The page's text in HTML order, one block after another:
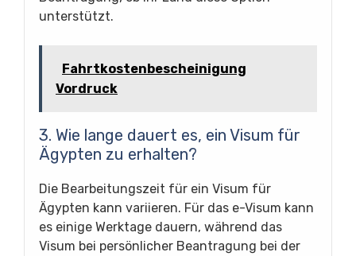
unterstützt.
Fahrtkostenbescheinigung
Vordruck
3. Wie lange dauert es, ein Visum für
Ägypten zu erhalten?
Die Bearbeitungszeit für ein Visum für
Ägypten kann variieren. Für das e-Visum kann
es einige Werktage dauern, während das
Visum bei persönlicher Beantragung bei der